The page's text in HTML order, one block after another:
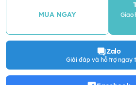
MUA NGAY
Giao
Zalo
Giải đáp và hỗ trợ ngay